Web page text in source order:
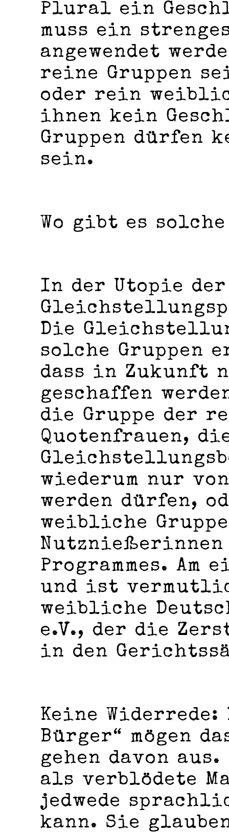
Plural ein
muss ein
angewendet
reine Gruppen
oder rein
ihnen kein
Gruppen dürfen
sein.
Wo gibt es solche
In der Utopie der
Die
solche Gruppen
dass in Zukunft
geschaffen
die Gruppe der
Quotenfrauen,
wiederum nur
werden dürfen,
weibliche
Nutznießerinnen
Programmes.
und ist
weibliche
e.V., der die
in den
Keine
Bürger“ mögen
gehen davon
als verblödete
jedwede
kann. Sie